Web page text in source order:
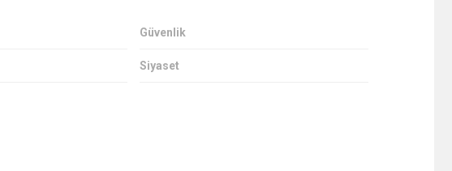
Güvenlik
Siyaset